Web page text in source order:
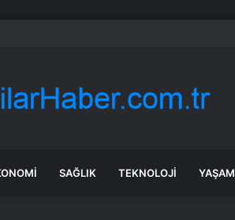
satmayacaklarını söyledi
SAĞLIK TEKNOLOJI YAŞAM